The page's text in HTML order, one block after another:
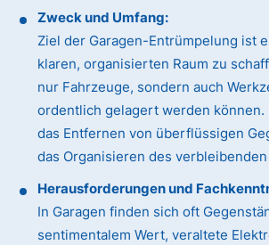
Zweck und Umfang:
Ziel der Garagen-Entrümpelung ist
klaren, organisierten Raum zu
nur Fahrzeuge, sondern auch
ordentlich gelagert werden können.
das Entfernen von überflüssigen
das Organisieren des
Herausforderungen und
In Garagen finden sich oft
sentimentalem Wert, veraltete